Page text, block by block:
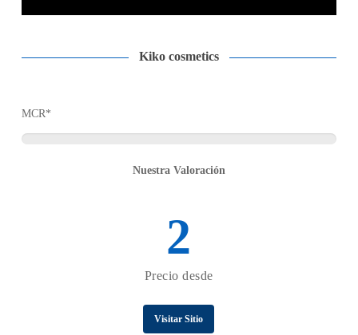
Kiko cosmetics
MCR*
Nuestra Valoración
2
Precio desde
Visitar Sitio